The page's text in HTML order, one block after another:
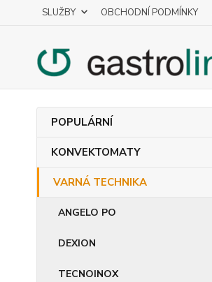
SLUŽBY OBCHODNÍ PODMÍNKY
POPULÁRNÍ
KONVEKTOMATY
VARNÁ TECHNIKA
ANGELO PO
DEXION
TECNOINOX